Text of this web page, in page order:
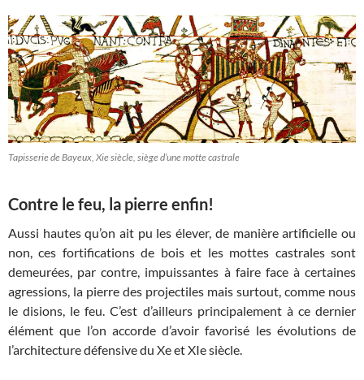
Tapisserie de Bayeux, Xie siècle, siège d’une motte castrale
Contre le feu, la pierre enfin!
Aussi hautes qu’on ait pu les élever, de manière artificielle ou
non, ces fortifications de bois et les mottes castrales sont
demeurées, par contre, impuissantes à faire face à certaines
agressions, la pierre des projectiles mais surtout, comme nous
le disions, le feu. C’est d’ailleurs principalement à ce dernier
élément que l’on accorde d’avoir favorisé les évolutions de
l’architecture défensive du Xe et XIe siècle.